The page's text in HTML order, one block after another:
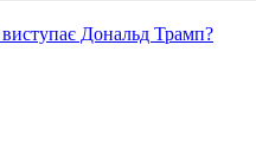
виступає Дональд Трамп?